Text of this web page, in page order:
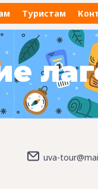
Туристам
uva-